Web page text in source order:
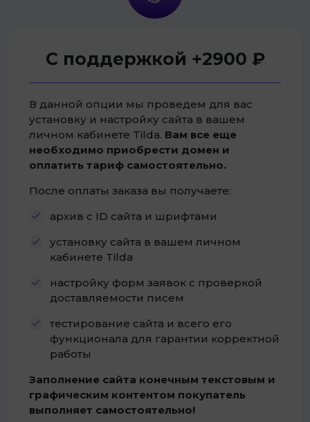
С поддержкой +2900 ₽
В данной опции мы проведем для вас
установку и настройку сайта в вашем
личном кабинете Tilda. Вам все еще
необходимо приобрести домен и
оплатить тариф самостоятельно.
После оплаты заказа вы получаете:
архив с ID сайта и шрифтами
установку сайта в вашем личном
кабинете Tilda
настройку форм заявок с проверкой
доставляемости писем
тестирование сайта и всего его
функционала для гарантии корректной
работы
Заполнение сайта конечным текстовым и
графическим контентом покупатель
выполняет самостоятельно!